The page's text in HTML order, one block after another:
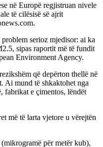
në Europë regjistruan nivele
të cilësisë së ajrit
serioz mjedisor: ai ka
sipas raportit më të fundit
Environment Agency.
që depërton thellë në
Ai mund të shkaktohet nga
fabrikat e çimentos, lëndët
më të larta vjetore u vërejtën
për metër kub),